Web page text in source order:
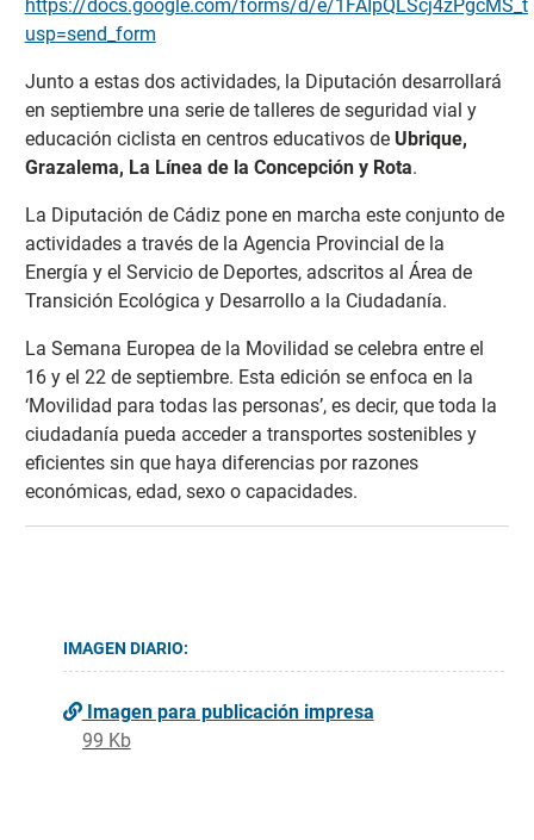
https://docs.google.com/forms/d/e/
usp=send_form
Junto a estas dos actividades, la Diputación desarrollará
en septiembre una serie de talleres de seguridad vial y
educación ciclista en centros educativos de Ubrique,
Grazalema, La Línea de la Concepción y Rota.
La Diputación de Cádiz pone en marcha este conjunto de
actividades a través de la Agencia Provincial de la
Energía y el Servicio de Deportes, adscritos al Área de
Transición Ecológica y Desarrollo a la Ciudadanía.
La Semana Europea de la Movilidad se celebra entre el
16 y el 22 de septiembre. Esta edición se enfoca en la
‘Movilidad para todas las personas’, es decir, que toda la
ciudadanía pueda acceder a transportes sostenibles y
eficientes sin que haya diferencias por razones
económicas, edad, sexo o capacidades.
IMAGEN DIARIO:
Imagen para publicación impresa
99 Kb